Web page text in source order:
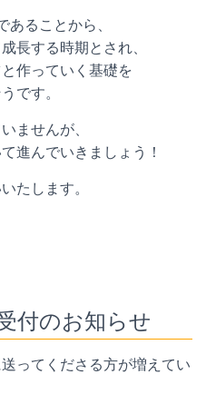
あることから、
長する時期とされ、
作っていく基礎を
です。
ませんが、
進んでいきましょう！
たします。
付のお知らせ
ってくださる方が増えてい